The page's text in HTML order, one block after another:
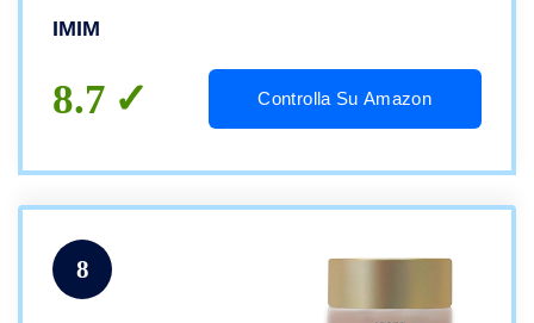
Formato da 50 ml
IMIM
8.7 Controlla Su Amazon
8